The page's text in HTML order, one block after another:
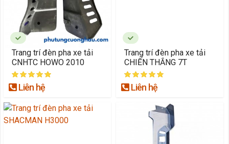
Trang trí đèn pha xe tải
CNHTC HOWO 2010
Liên hệ
Trang trí đèn pha xe tải
CHIẾN THẮNG 7T
Liên hệ